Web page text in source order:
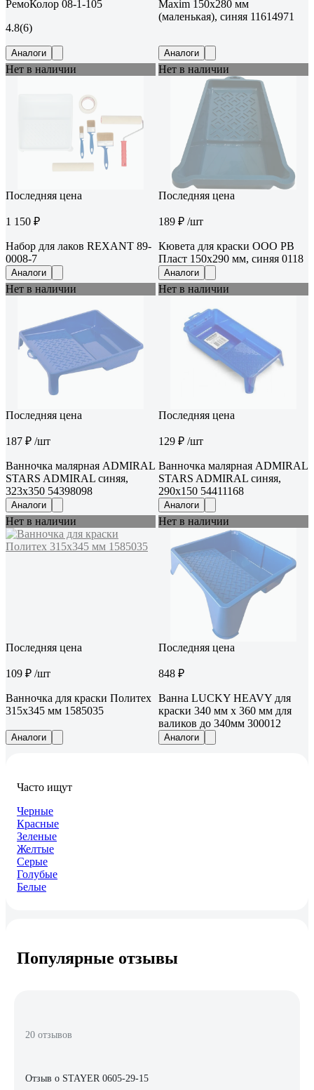
РемоКолор 08-1-105
4.8(6)
Аналоги
Maxim 150х280 мм
(маленькая), синяя 11614971
Аналоги
Нет в наличии
Последняя цена
1 150 ₽
Набор для лаков REXANT 89-
0008-7
Аналоги
Нет в наличии
Последняя цена
189 ₽ /шт
Кювета для краски ООО РВ
Пласт 150x290 мм, синяя 0118
Аналоги
Нет в наличии
Последняя цена
187 ₽ /шт
Ванночка малярная ADMIRAL
STARS ADMIRAL синяя,
323x350 54398098
Аналоги
Нет в наличии
Последняя цена
129 ₽ /шт
Ванночка малярная ADMIRAL
STARS ADMIRAL синяя,
290x150 54411168
Аналоги
Нет в наличии
Последняя цена
109 ₽ /шт
Ванночка для краски Политех
315x345 мм 1585035
Аналоги
Нет в наличии
Последняя цена
848 ₽
Ванна LUCKY HEAVY для
краски 340 мм х 360 мм для
валиков до 340мм 300012
Аналоги
Часто ищут
Черные
Красные
Зеленые
Желтые
Серые
Голубые
Белые
Популярные отзывы
20 отзывов
Отзыв о STAYER 0605-29-15